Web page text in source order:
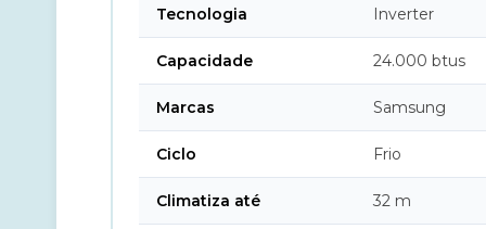
Tecnologia Inverter
Capacidade 24.000 btus
Marcas Samsung
Ciclo Frio
Climatiza até 32 m